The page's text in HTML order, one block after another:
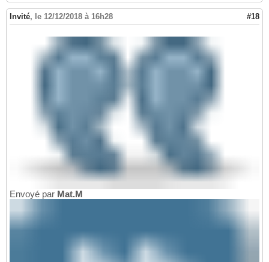
Invité, le 12/12/2018 à 16h28 #18
Envoyé par Mat.M